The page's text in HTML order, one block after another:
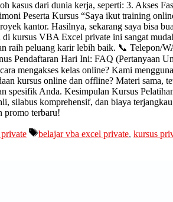
dari dunia kerja, seperti: 3. Akses
Peserta Kursus “Saya ikut training
kantor. Hasilnya, sekarang saya bisa
kursus VBA Excel private ini sangat
raih peluang karir lebih baik. 📞 Telepon/
Pendaftaran Hari Ini: FAQ (Pertanyaan
mengakses kelas online? Kami
kursus online dan offline? Materi sama,
spesifik Anda. Kesimpulan Kursus
silabus komprehensif, dan biaya
promo terbaru!
belajar vba excel private, kursus